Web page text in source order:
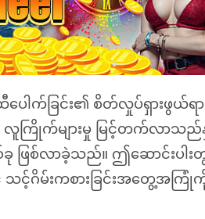
ခြင်း၏ စိတ်လှုပ်ရှားဖွယ်ရာမျ
ကြိုက်များမှု မြင့်တက်လာသည်
ြစ်လာခဲ့သည်။ ဤဆောင်းပါးတွ
င့် သင့်ဂိမ်းကစားခြင်းအတွေ့အက